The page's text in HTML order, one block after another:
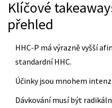
Klíčové
přehled
HHC-P má výrazně vyšší
standardní HHC.
Účinky jsou mnohem
Dávkování musí být